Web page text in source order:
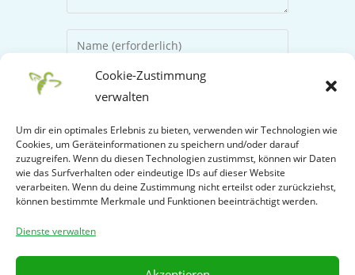
Cookie-Zustimmung
verwalten
Um dir ein optimales Erlebnis zu bieten, verwenden wir Technologien wie
Cookies, um Geräteinformationen zu speichern und/oder darauf
zuzugreifen. Wenn du diesen Technologien zustimmst, können wir Daten
wie das Surfverhalten oder eindeutige IDs auf dieser Website
verarbeiten. Wenn du deine Zustimmung nicht erteilst oder zurückziehst,
können bestimmte Merkmale und Funktionen beeinträchtigt werden.
Dienste verwalten
Name, E-Mail-Adresse und Website in
Kommentar speichern.